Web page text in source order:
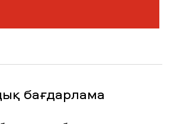
бағдарлама